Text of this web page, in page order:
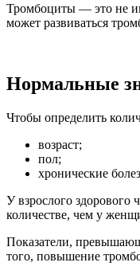
Тромбоциты — это не
может развиваться
Нормальные
Чтобы определить
возраст;
пол;
хронические
У взрослого
количестве, чем у
Показатели,
того, повышение